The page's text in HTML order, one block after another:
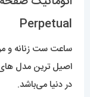
Perpetual
اصیل ترین مدل های
در دنیا می‌باشد.
موتور این ساعت تک